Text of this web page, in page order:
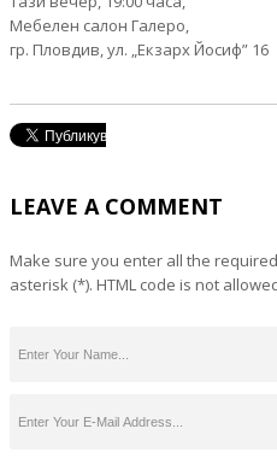
Мебелен салон Галеро,
гр. Пловдив, ул. „Екзарх Йосиф” 16
LEAVE A COMMENT
Make sure you enter all the
asterisk (*). HTML code is not